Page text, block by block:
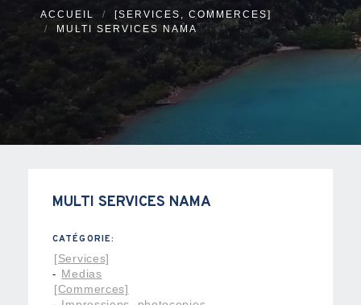
ACCUEIL
[SERVICES, COMMERCES]
MULTI SERVICES NAMA
MULTI SERVICES NAMA
CATÉGORIE:
[Services]
- Medias
[Commerces]